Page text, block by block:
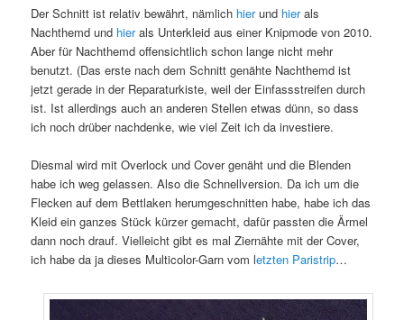
Der Schnitt ist relativ bewährt, nämlich hierund hierals
Nachthemd und hierals Unterkleid aus einer Knipmode von 2010.
Aber für Nachthemd offensichtlich schon lange nicht mehr
benutzt. (Das erste nach dem Schnitt genähte Nachthemd ist
jetzt gerade in der Reparaturkiste, weil der Einfassstreifen durch
ist. Ist allerdings auch an anderen Stellen etwas dünn, so dass
ich noch drüber nachdenke, wie viel Zeit ich da investiere.
Diesmal wird mit Overlock und Cover genäht und die Blenden
habe ich weg gelassen. Also die Schnellversion. Da ich um die
Flecken auf dem Bettlaken herumgeschnitten habe, habe ich das
Kleid ein ganzes Stück kürzer gemacht, dafür passten die Ärmel
dann noch drauf. Vielleicht gibt es mal Ziernähte mit der Cover,
ich habe da ja dieses Multicolor-Garn vom letzten Paristrip…